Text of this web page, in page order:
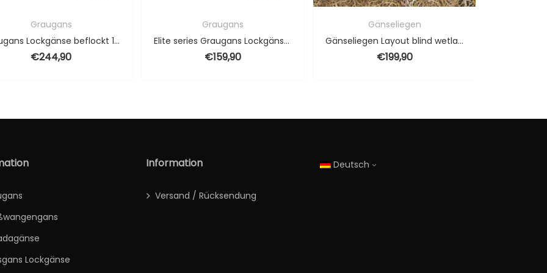
Graugans
Graugans Lockgänse beflockt 12 Stück Vollkörper
€244,90
Graugans
Elite series Graugans Lockgänse 6 Stück
€159,90
Gänseliegen
Gänseliegen Layout blind wetland camouflage
€199,90
Lockgänse
Information
Versand / Rücksendung
Deutsch